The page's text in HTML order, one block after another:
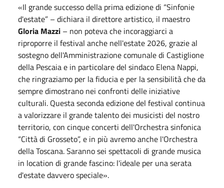
«Il grande successo della prima edizione di “Sinfonie
d'estate” – dichiara il direttore artistico, il maestro
Gloria Mazzi – non poteva che incoraggiarci a
riproporre il festival anche nell'estate 2026, grazie al
sostegno dell'Amministrazione comunale di Castiglione
della Pescaia e in particolare del sindaco Elena Nappi,
che ringraziamo per la fiducia e per la sensibilità che da
sempre dimostrano nei confronti delle iniziative
culturali. Questa seconda edizione del festival continua
a valorizzare il grande talento dei musicisti del nostro
territorio, con cinque concerti dell'Orchestra sinfonica
“Città di Grosseto”, e in più avremo anche l'Orchestra
della Toscana. Saranno sei spettacoli di grande musica
in location di grande fascino: l'ideale per una serata
d'estate davvero speciale».